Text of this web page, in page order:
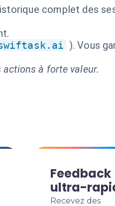
complet des
). Vous
à forte valeur.
Feedback
ultra-
Recevez des